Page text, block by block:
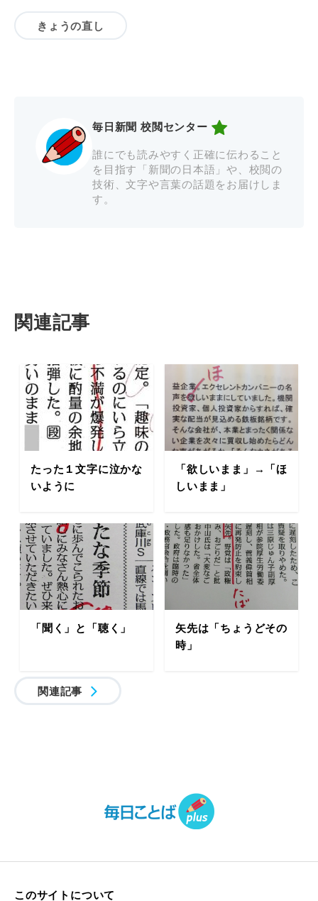
きょうの直し
毎日新聞 校閲センター
誰にでも読みやすく正確に伝わること
を目指す「新聞の日本語」や、校閲の
技術、文字や言葉の話題をお届けしま
す。
関連記事
たった１文字に泣かな
いように
「欲しいまま」→「ほ
しいまま」
「聞く」と「聴く」
矢先は「ちょうどその
時」
関連記事
このサイトについて